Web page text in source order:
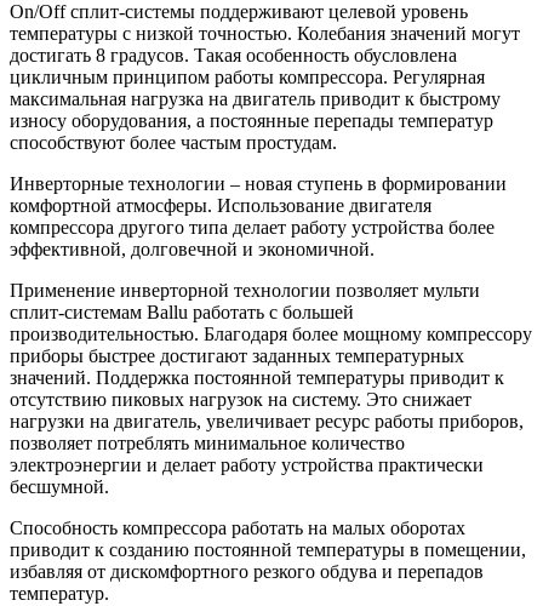
On/Off сплит-системы поддерживают целевой уровень
температуры с низкой точностью. Колебания значений могут
достигать 8 градусов. Такая особенность обусловлена
цикличным принципом работы компрессора. Регулярная
максимальная нагрузка на двигатель приводит к быстрому
износу оборудования, а постоянные перепады температур
способствуют более частым простудам.
Инверторные технологии – новая ступень в формировании
комфортной атмосферы. Использование двигателя
компрессора другого типа делает работу устройства более
эффективной, долговечной и экономичной.
Применение инверторной технологии позволяет мульти
сплит-системам Ballu работать с большей
производительностью. Благодаря более мощному компрессору
приборы быстрее достигают заданных температурных
значений. Поддержка постоянной температуры приводит к
отсутствию пиковых нагрузок на систему. Это снижает
нагрузки на двигатель, увеличивает ресурс работы приборов,
позволяет потреблять минимальное количество
электроэнергии и делает работу устройства практически
бесшумной.
Способность компрессора работать на малых оборотах
приводит к созданию постоянной температуры в помещении,
избавляя от дискомфортного резкого обдува и перепадов
температур.